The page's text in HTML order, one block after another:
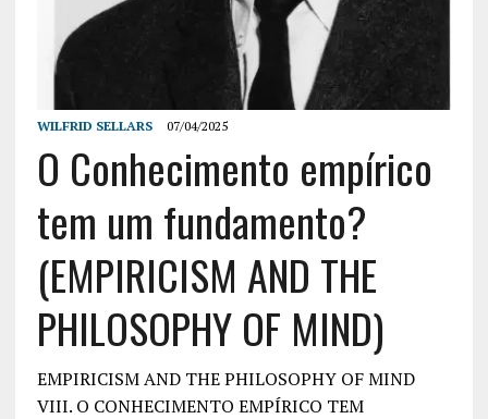
WILFRID SELLARS 07/04/2025
O Conhecimento empírico
tem um fundamento?
(EMPIRICISM AND THE
PHILOSOPHY OF MIND)
EMPIRICISM AND THE PHILOSOPHY OF MIND
VIII. O CONHECIMENTO EMPÍRICO TEM